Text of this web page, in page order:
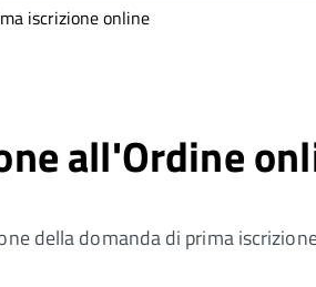
iscrizione online
all'Ordine
della domanda di prima